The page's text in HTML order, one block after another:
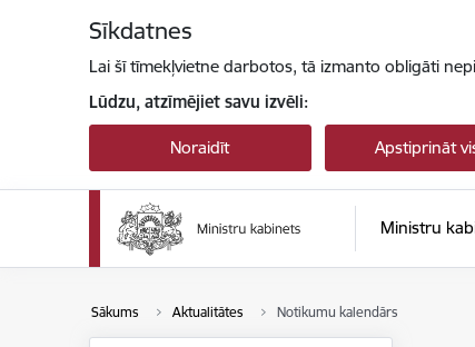
Sīkdatnes
Lai šī tīmekļvietne darbotos, tā izmanto obligāti
Lūdzu, atzīmējiet savu izvēli:
Noraidīt Apstiprināt
Ministru
Sākums Aktualitātes Notikumu kalendārs